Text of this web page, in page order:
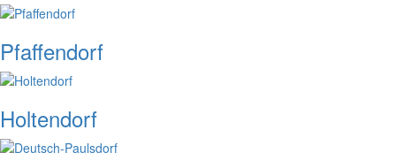
Pfaffendorf
Holtendorf